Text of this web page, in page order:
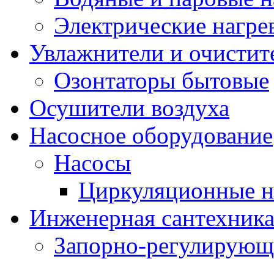
Электрические
Увлажнители и
Озонтаторы бытовые
Осушители воздуха
Насосное оборудование
Насосы
Циркуляционные
Инженерная сантехника
Запорно-